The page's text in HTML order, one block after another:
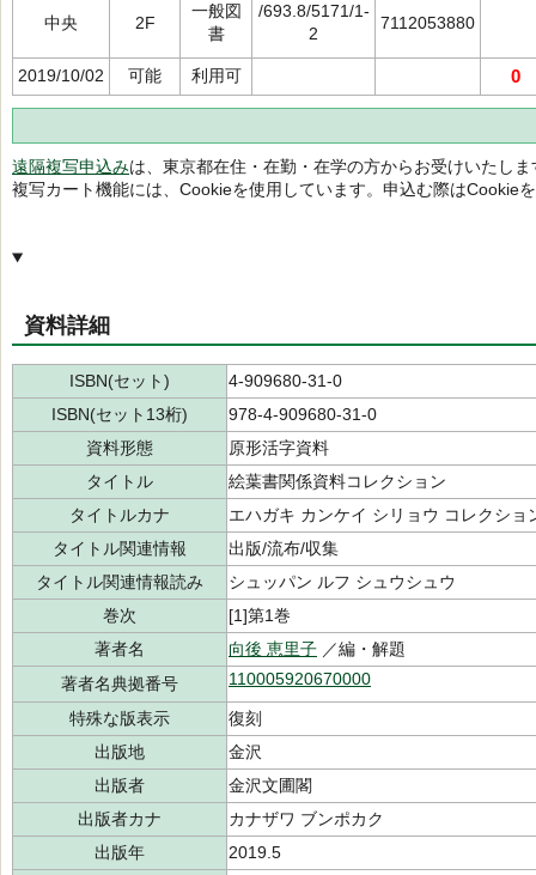
中央 2F
一般図
書
/693.8/5171/1-
2
7112053880
2019/10/02 可能 利用可 0
遠隔複写申込みは、東京都在住・在勤・在学の方からお受けいたしま
複写カート機能には、Cookieを使用しています。申込む際はCookie
資料詳細
ISBN(セット)
4-909680-31-0
ISBN(セット13桁)
978-4-909680-31-0
資料形態
原形活字資料
タイトル
絵葉書関係資料コレクション
タイトルカナ
エハガキ カンケイ シリョウ コレクショ
タイトル関連情報
出版/流布/収集
タイトル関連情報読み
シュッパン ルフ シュウシュウ
巻次
[1]第1巻
著者名
向後 恵里子 ／編・解題
著者名典拠番号
110005920670000
特殊な版表示
復刻
出版地
金沢
出版者
金沢文圃閣
出版者カナ
カナザワ ブンポカク
出版年
2019.5